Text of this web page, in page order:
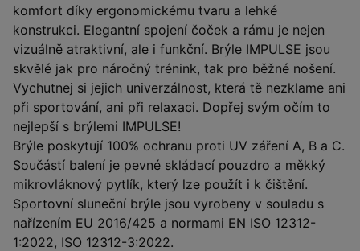
komfort díky ergonomickému tvaru a lehké
konstrukci. Elegantní spojení čoček a rámu je nejen
vizuálně atraktivní, ale i funkční. Brýle IMPULSE jsou
skvělé jak pro náročný trénink, tak pro běžné nošení.
Vychutnej si jejich univerzálnost, která tě nezklame ani
při sportování, ani při relaxaci. Dopřej svým očím to
nejlepší s brýlemi IMPULSE!
Brýle poskytují 100% ochranu proti UV záření A, B a C.
Součástí balení je pevné skládací pouzdro a měkký
mikrovláknový pytlík, který lze použít i k čištění.
Sportovní sluneční brýle jsou vyrobeny v souladu s
nařízením EU 2016/425 a normami EN ISO 12312-
1:2022, ISO 12312-3:2022.